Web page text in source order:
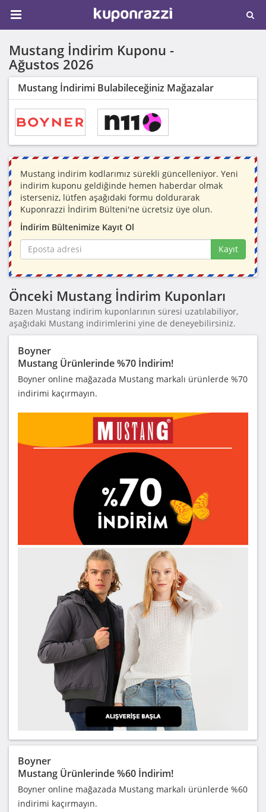
Mustang İndirim Kuponu -
Ağustos 2026
Mustang İndirimi Bulabileceğiniz Mağazalar
Mustang indirim kodlarımız sürekli güncelleniyor. Yeni
indirim kuponu geldiğinde hemen haberdar olmak
isterseniz, lütfen aşağıdaki formu doldurarak
Kuponrazzi İndirim Bülteni'ne ücretsiz üye olun.
İndirim Bültenimize Kayıt Ol
Kayıt
Önceki Mustang İndirim Kuponları
Bazen Mustang indirim kuponlarının süresi uzatılabiliyor,
aşağıdaki Mustang indirimlerini yine de deneyebilirsiniz.
Boyner
Mustang Ürünlerinde %70 İndirim!
Boyner online mağazada Mustang markalı ürünlerde %70
indirimi kaçırmayın.
Boyner
Mustang Ürünlerinde %60 İndirim!
Boyner online mağazada Mustang markalı ürünlerde %60
indirimi kaçırmayın.